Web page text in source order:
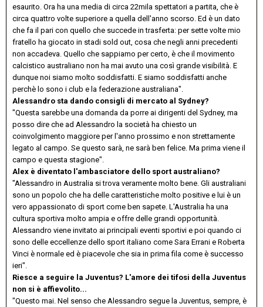
esaurito. Ora ha una media di circa 22mila spettatori a partita, che è
circa quattro volte superiore a quella dell'anno scorso. Ed è un dato
che fa il pari con quello che succede in trasferta: per sette volte mio
fratello ha giocato in stadi sold out, cosa che negli anni precedenti
non accadeva. Quello che sappiamo per certo, è che il movimento
calcistico australiano non ha mai avuto una così grande visibilità. E
dunque noi siamo molto soddisfatti. E siamo soddisfatti anche
perchè lo sono i club e la federazione australiana".
Alessandro sta dando consigli di mercato al Sydney?
"Questa sarebbe una domanda da porre ai dirigenti del Sydney, ma
posso dire che ad Alessandro la società ha chiesto un
coinvolgimento maggiore per l'anno prossimo e non strettamente
legato al campo. Se questo sarà, ne sarà ben felice. Ma prima viene il
campo e questa stagione".
Alex è diventato l'ambasciatore dello sport australiano?
"Alessandro in Australia si trova veramente molto bene. Gli australiani
sono un popolo che ha delle caratteristiche molto positive e lui è un
vero appassionato di sport come ben sapete. L'Australia ha una
cultura sportiva molto ampia e offre delle grandi opportunità.
Alessandro viene invitato ai principali eventi sportivi e poi quando ci
sono delle eccellenze dello sport italiano come Sara Errani e Roberta
Vinci è normale ed è piacevole che sia in prima fila come è successo
ieri".
Riesce a seguire la Juventus? L'amore dei tifosi della Juventus
non si è affievolito...
"Questo mai. Nel senso che Alessandro segue la Juventus, sempre, è